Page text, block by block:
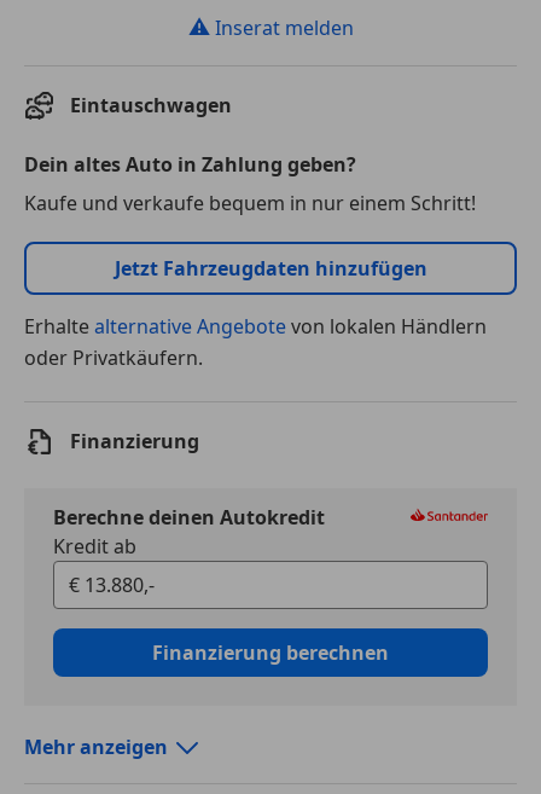
⚠ Inserat melden
Eintauschwagen
Dein altes Auto in Zahlung geben?
Kaufe und verkaufe bequem in nur einem Schritt!
Jetzt Fahrzeugdaten hinzufügen
Erhaltealternative Angebotevon lokalen Händlern
oder Privatkäufern.
Finanzierung
Berechne deinen Autokredit
Kredit ab
Finanzierung berechnen
Mehr anzeigen